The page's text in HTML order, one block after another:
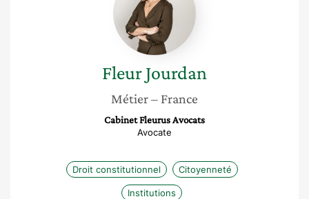
FleurJourdan
Métier– France
Cabinet Fleurus Avocats
Avocate
Droit constitutionnel Citoyenneté
Institutions